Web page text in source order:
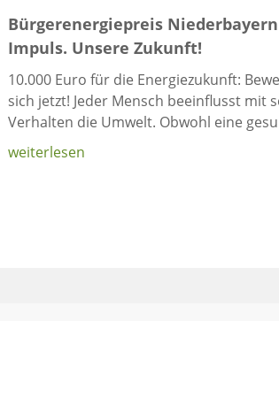
Bürgerenergiepreis
Impuls. Unsere Zukunft!
10.000 Euro für die Energiezukunft:
sich jetzt! Jeder Mensch beeinflusst mit
Verhalten die Umwelt. Obwohl eine
weiterlesen